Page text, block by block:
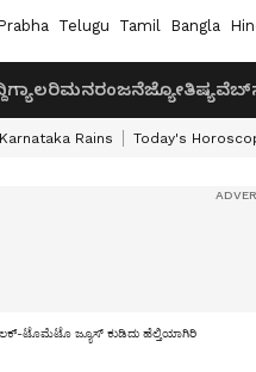
Telugu Tamil Bangla
ಗ್ಯಾಲರಿಮನರಂಜನೆಜ್ಯೋತಿಷ್ಯ
Karnataka Rains Today's
ಟೊಮೆಟೊ ಜ್ಯೂಸ್ ಕುಡಿದು ಹೆಲ್ತಿಯಾಗಿರಿ